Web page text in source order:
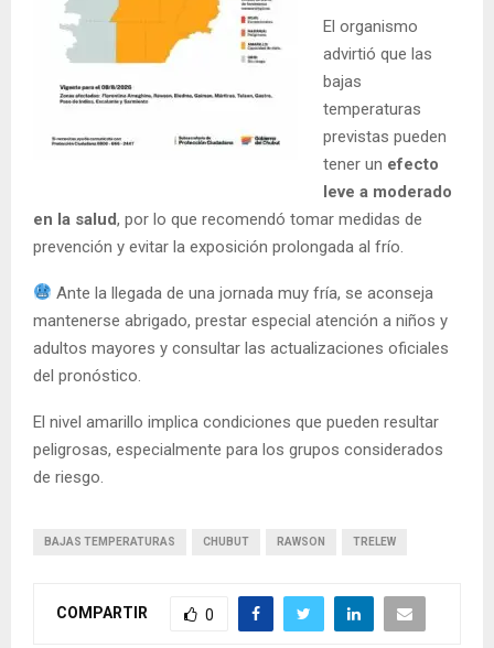
El organismo
advirtió que las
bajas
temperaturas
previstas pueden
tener un efecto
leve a moderado
en la salud, por lo que recomendó tomar medidas de
prevención y evitar la exposición prolongada al frío.
Ante la llegada de una jornada muy fría, se aconseja
mantenerse abrigado, prestar especial atención a niños y
adultos mayores y consultar las actualizaciones oficiales
del pronóstico.
El nivel amarillo implica condiciones que pueden resultar
peligrosas, especialmente para los grupos considerados
de riesgo.
BAJAS TEMPERATURAS CHUBUT RAWSON TRELEW
COMPARTIR 0